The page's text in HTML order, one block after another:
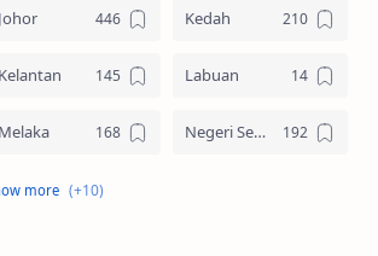
Johor Kedah
Kelantan Labuan
Melaka Negeri Sembilan